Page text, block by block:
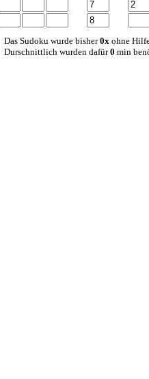
Das Sudoku wurde bisher0x ohne
Durschnittlich wurden dafür0 min